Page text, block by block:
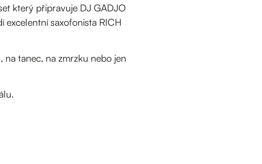
který připravuje DJ GADJO
excelentní saxofonista RICH
na tanec, na zmrzku nebo jen